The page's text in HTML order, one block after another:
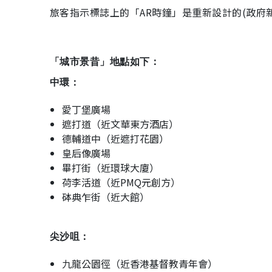
旅客指示標誌上的「AR時鐘」是重新設計的(政府
「城市景昔」地點如下：
中環：
愛丁堡廣場
遮打道（近文華東方酒店）
德輔道中（近遮打花園）
皇后像廣場
畢打街（近環球大廈）
荷李活道（近PMQ元創方）
砵典乍街（近大館）
尖沙咀：
九龍公園徑（近香港基督教青年會）